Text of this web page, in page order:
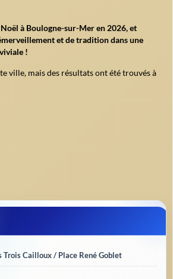
à Boulogne-sur-Mer en 2026, et
et de tradition dans une
!
ville, mais des résultats ont été trouvés à
Trois Cailloux / Place René Goblet